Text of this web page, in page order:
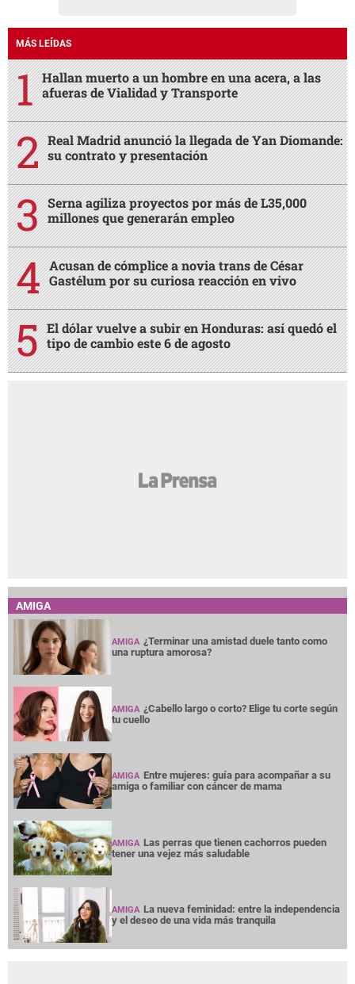
MÁS LEÍDAS
Hallan muerto a un hombre en una acera, a las
afueras de Vialidad y Transporte
Real Madrid anunció la llegada de Yan Diomande:
su contrato y presentación
Serna agiliza proyectos por más de L35,000
millones que generarán empleo
Acusan de cómplice a novia trans de César
Gastélum por su curiosa reacción en vivo
El dólar vuelve a subir en Honduras: así quedó el
tipo de cambio este 6 de agosto
AMIGA
AMIGA ¿Terminar una amistad duele tanto como
una ruptura amorosa?
AMIGA ¿Cabello largo o corto? Elige tu corte según
tu cuello
AMIGA Entre mujeres: guía para acompañar a su
amiga o familiar con cáncer de mama
AMIGA Las perras que tienen cachorros pueden
tener una vejez más saludable
AMIGA La nueva feminidad: entre la independencia
y el deseo de una vida más tranquila